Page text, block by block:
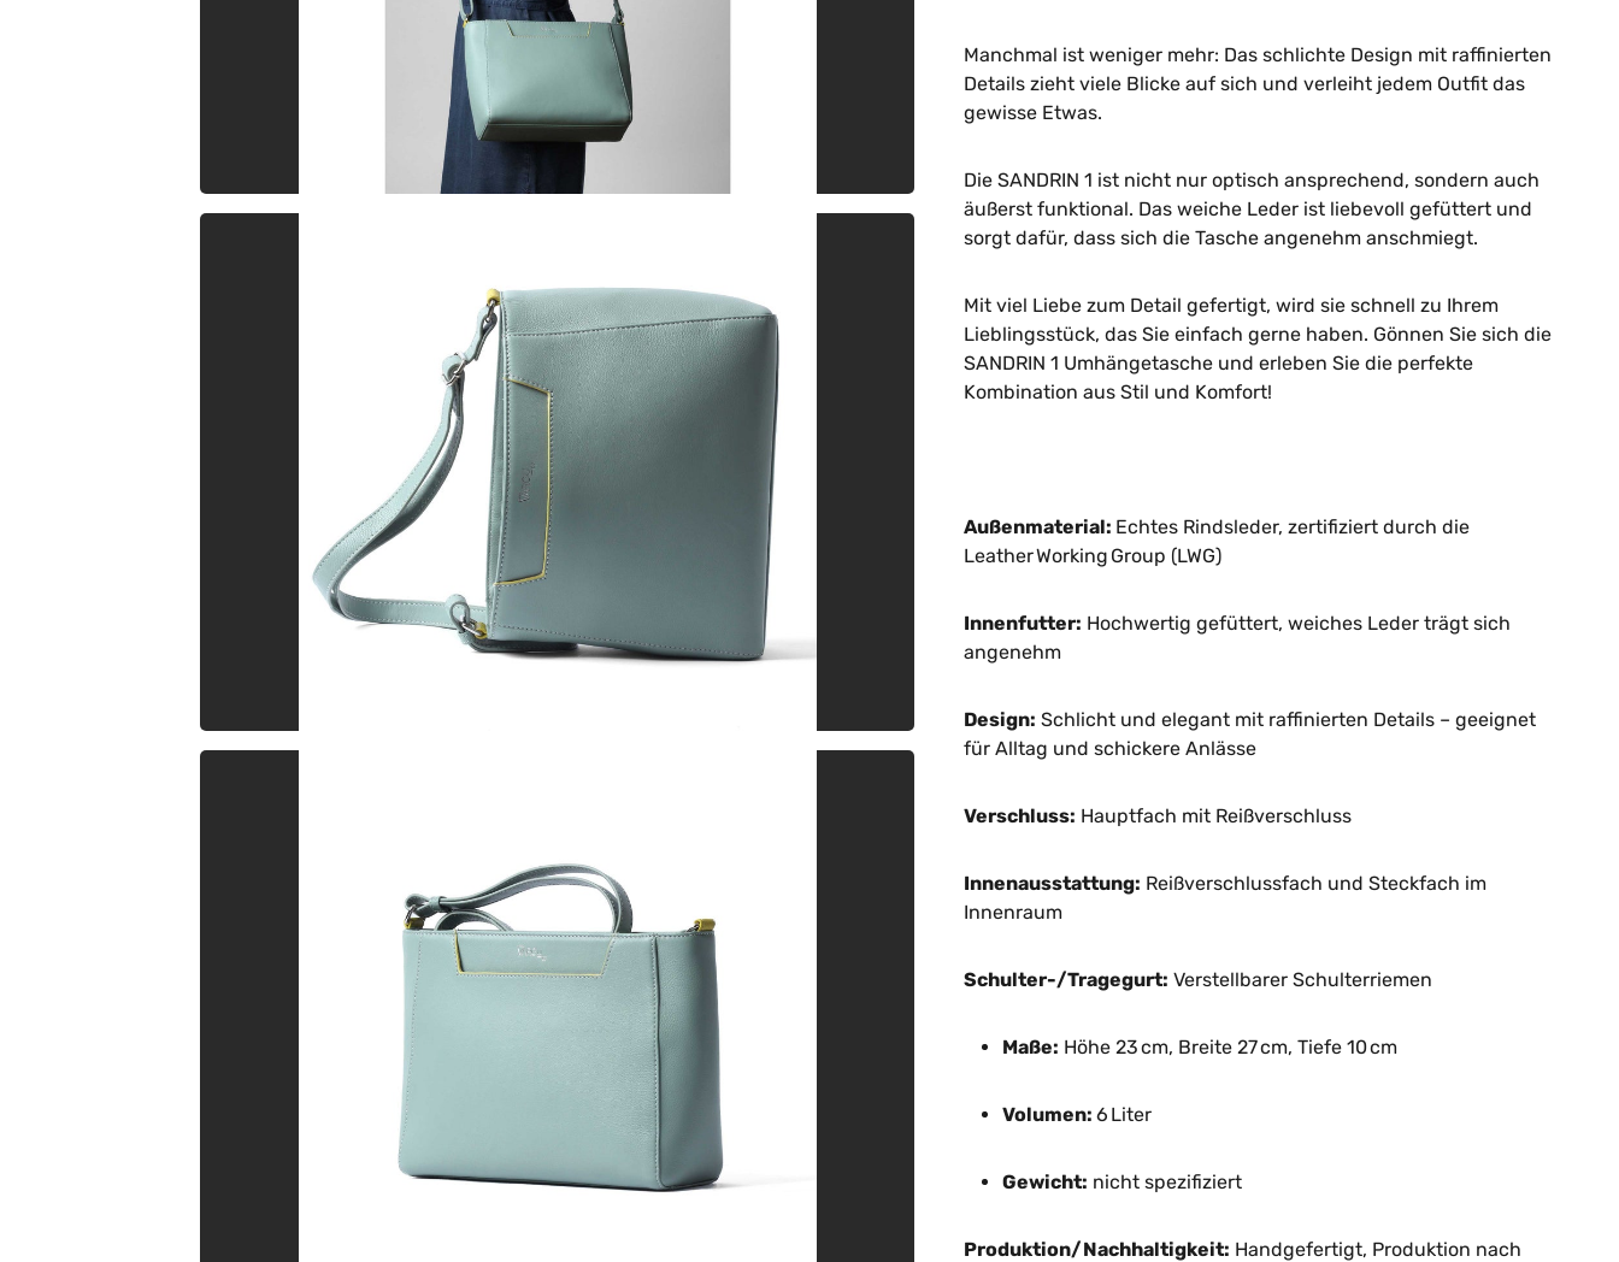
Manchmal ist weniger mehr: Das schlichte Design mit raffinierten
Details zieht viele Blicke auf sich und verleiht jedem Outfit das
gewisse Etwas.
Die SANDRIN 1 ist nicht nur optisch ansprechend, sondern auch
äußerst funktional. Das weiche Leder ist liebevoll gefüttert und
sorgt dafür, dass sich die Tasche angenehm anschmiegt.
Mit viel Liebe zum Detail gefertigt, wird sie schnell zu Ihrem
Lieblingsstück, das Sie einfach gerne haben. Gönnen Sie sich die
SANDRIN 1 Umhängetasche und erleben Sie die perfekte
Kombination aus Stil und Komfort!
Außenmaterial: Echtes Rindsleder, zertifiziert durch die
Leather Working Group (LWG)
Innenfutter: Hochwertig gefüttert, weiches Leder trägt sich
angenehm
Design: Schlicht und elegant mit raffinierten Details – geeignet
für Alltag und schickere Anlässe
Verschluss: Hauptfach mit Reißverschluss
Innenausstattung: Reißverschlussfach und Steckfach im
Innenraum
Schulter-/Tragegurt: Verstellbarer Schulterriemen
Maße: Höhe 23 cm, Breite 27 cm, Tiefe 10 cm
Volumen: 6 Liter
Gewicht: nicht spezifiziert
Produktion/Nachhaltigkeit: Handgefertigt, Produktion nach